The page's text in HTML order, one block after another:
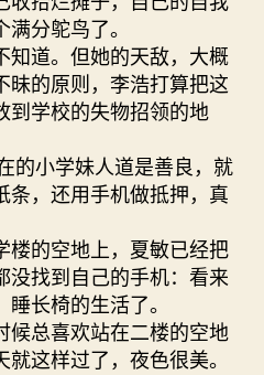
分鸵鸟了。
知道。但她的天敌，大概
昧的原则，李浩打算把这
到学校的失物招领的地
的小学妹人道是善良，就
条，还用手机做抵押，真
楼的空地上，夏敏已经把
没找到自己的手机：看来
长椅的生活了。
候总喜欢站在二楼的空地
这样过了，夜色很美。